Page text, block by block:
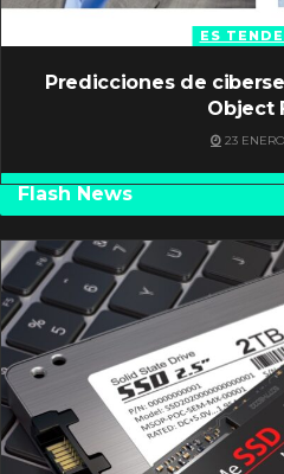
ES
Predicciones de
Object
23
Flash News